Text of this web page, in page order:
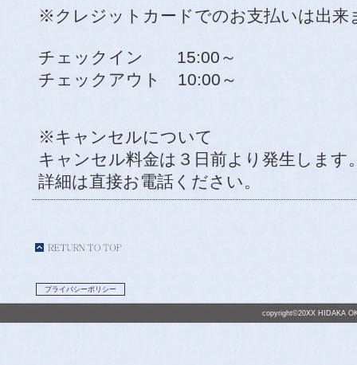
※クレジットカードでのお支払いは出来
チェックイン 15:00～
チェックアウト 10:00～
※キャンセルについて
キャンセル料金は３日前より発生します
詳細は直接お電話ください。
copyright©20XX HIDAKA
プライバシーポリシー